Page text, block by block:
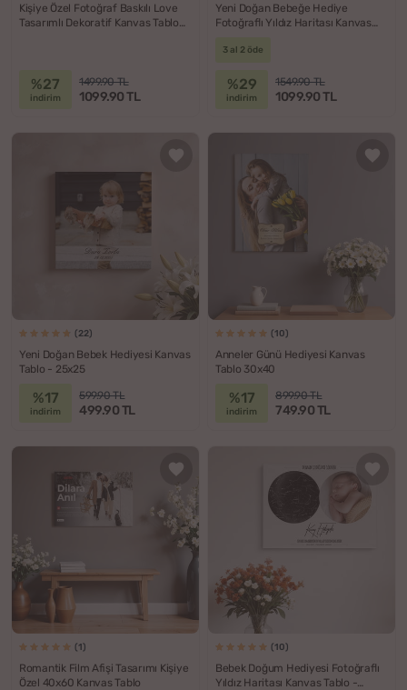
Kişiye Özel Fotoğraf Baskılı Love
Tasarımlı Dekoratif Kanvas Tablo
%27
indirim
1499.90 TL
1099.90 TL
Yeni Doğan Bebeğe Hediye
Fotoğraflı Yıldız Haritası Kanvas
3 al 2 öde
%29
indirim
1549.90 TL
1099.90 TL
(22)
Yeni Doğan Bebek Hediyesi Kanvas
Tablo - 25x25
%17
indirim
599.90 TL
499.90 TL
(10)
Anneler Günü Hediyesi Kanvas
Tablo 30x40
%17
indirim
899.90 TL
749.90 TL
(1)
Romantik Film Afişi Tasarımı Kişiye
Özel 40x60 Kanvas Tablo
(10)
Bebek Doğum Hediyesi Fotoğraflı
Yıldız Haritası Kanvas Tablo -